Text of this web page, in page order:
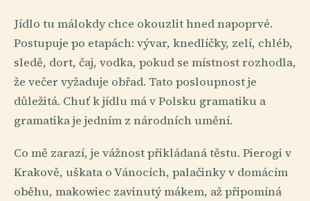
Jídlo tu málokdy chce okouzlit hned napoprvé.
Postupuje po etapách: vývar, knedlíčky, zelí, chléb,
sledě, dort, čaj, vodka, pokud se místnost rozhodla,
že večer vyžaduje obřad. Tato posloupnost je
důležitá. Chuť k jídlu má v Polsku gramatiku a
gramatika je jedním z národních umění.
Co mě zarazí, je vážnost přikládaná těstu. Pierogi v
Krakově, uškata o Vánocích, palačinky v domácím
oběhu, makowiec zavinutý mákem, až připomíná